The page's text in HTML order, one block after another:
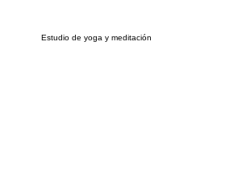
Estudio de yoga y meditación